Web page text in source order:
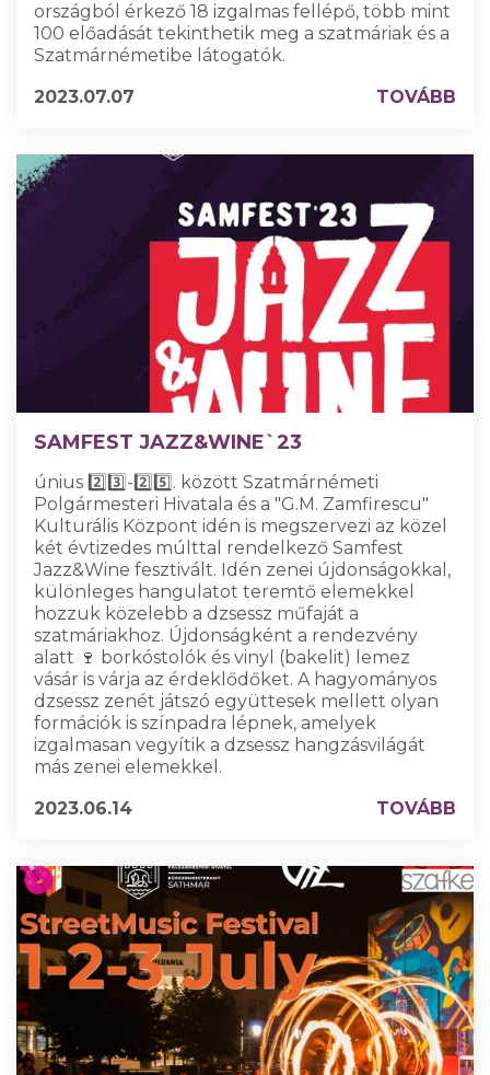
országból érkező 18 izgalmas fellépő, több mint
100 előadását tekinthetik meg a szatmáriak és a
Szatmárnémetibe látogatók.
2023.07.07
TOVÁBB
SAMFEST JAZZ&WINE`23
únius 2️⃣3️⃣-2️⃣5️⃣. között Szatmárnémeti
Polgármesteri Hivatala és a "G.M. Zamfirescu"
Kulturális Központ idén is megszervezi az közel
két évtizedes múlttal rendelkező Samfest
Jazz&Wine fesztivált. Idén zenei újdonságokkal,
különleges hangulatot teremtő elemekkel
hozzuk közelebb a dzsessz műfaját a
szatmáriakhoz. Újdonságként a rendezvény
alatt 🍷 borkóstolók és vinyl (bakelit) lemez
vásár is várja az érdeklődőket. A hagyományos
dzsessz zenét játszó együttesek mellett olyan
formációk is színpadra lépnek, amelyek
izgalmasan vegyítik a dzsessz hangzásvilágát
más zenei elemekkel.
2023.06.14
TOVÁBB